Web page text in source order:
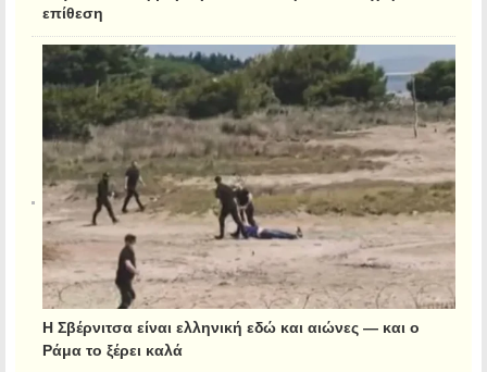
επίθεση
Η Σβέρνιτσα είναι ελληνική εδώ και αιώνες — και ο
Ράμα το ξέρει καλά